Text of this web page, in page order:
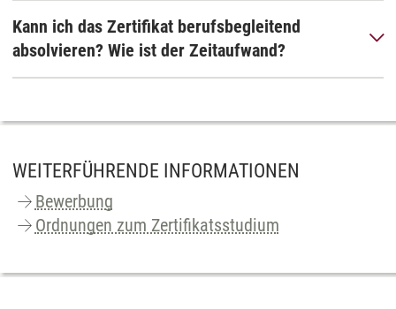
Kann ich das Zertifikat berufsbegleitend
absolvieren? Wie ist der Zeitaufwand?
WEITERFÜHRENDE INFORMATIONEN
Bewerbung
Ordnungen zum Zertifikatsstudium